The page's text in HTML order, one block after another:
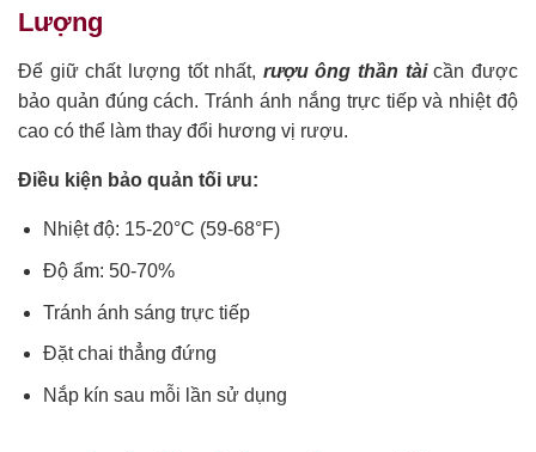
Lượng
Để giữ chất lượng tốt nhất, rượu ông thần tàicần được
bảo quản đúng cách. Tránh ánh nắng trực tiếp và nhiệt độ
cao có thể làm thay đổi hương vị rượu.
Điều kiện bảo quản tối ưu:
Nhiệt độ: 15-20°C (59-68°F)
Độ ẩm: 50-70%
Tránh ánh sáng trực tiếp
Đặt chai thẳng đứng
Nắp kín sau mỗi lần sử dụng